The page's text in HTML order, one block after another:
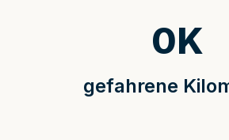
gefahrene
0K